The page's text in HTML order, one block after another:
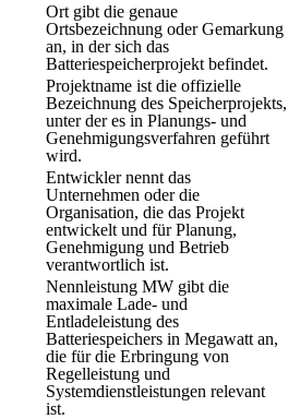
Ort gibt die genaue
Ortsbezeichnung oder Gemarkung
an, in der sich das
Batteriespeicherprojekt befindet.
Projektname ist die offizielle
Bezeichnung des Speicherprojekts,
unter der es in Planungs- und
Genehmigungsverfahren geführt
wird.
Entwickler nennt das
Unternehmen oder die
Organisation, die das Projekt
entwickelt und für Planung,
Genehmigung und Betrieb
verantwortlich ist.
Nennleistung MW gibt die
maximale Lade- und
Entladeleistung des
Batteriespeichers in Megawatt an,
die für die Erbringung von
Regelleistung und
Systemdienstleistungen relevant
ist.